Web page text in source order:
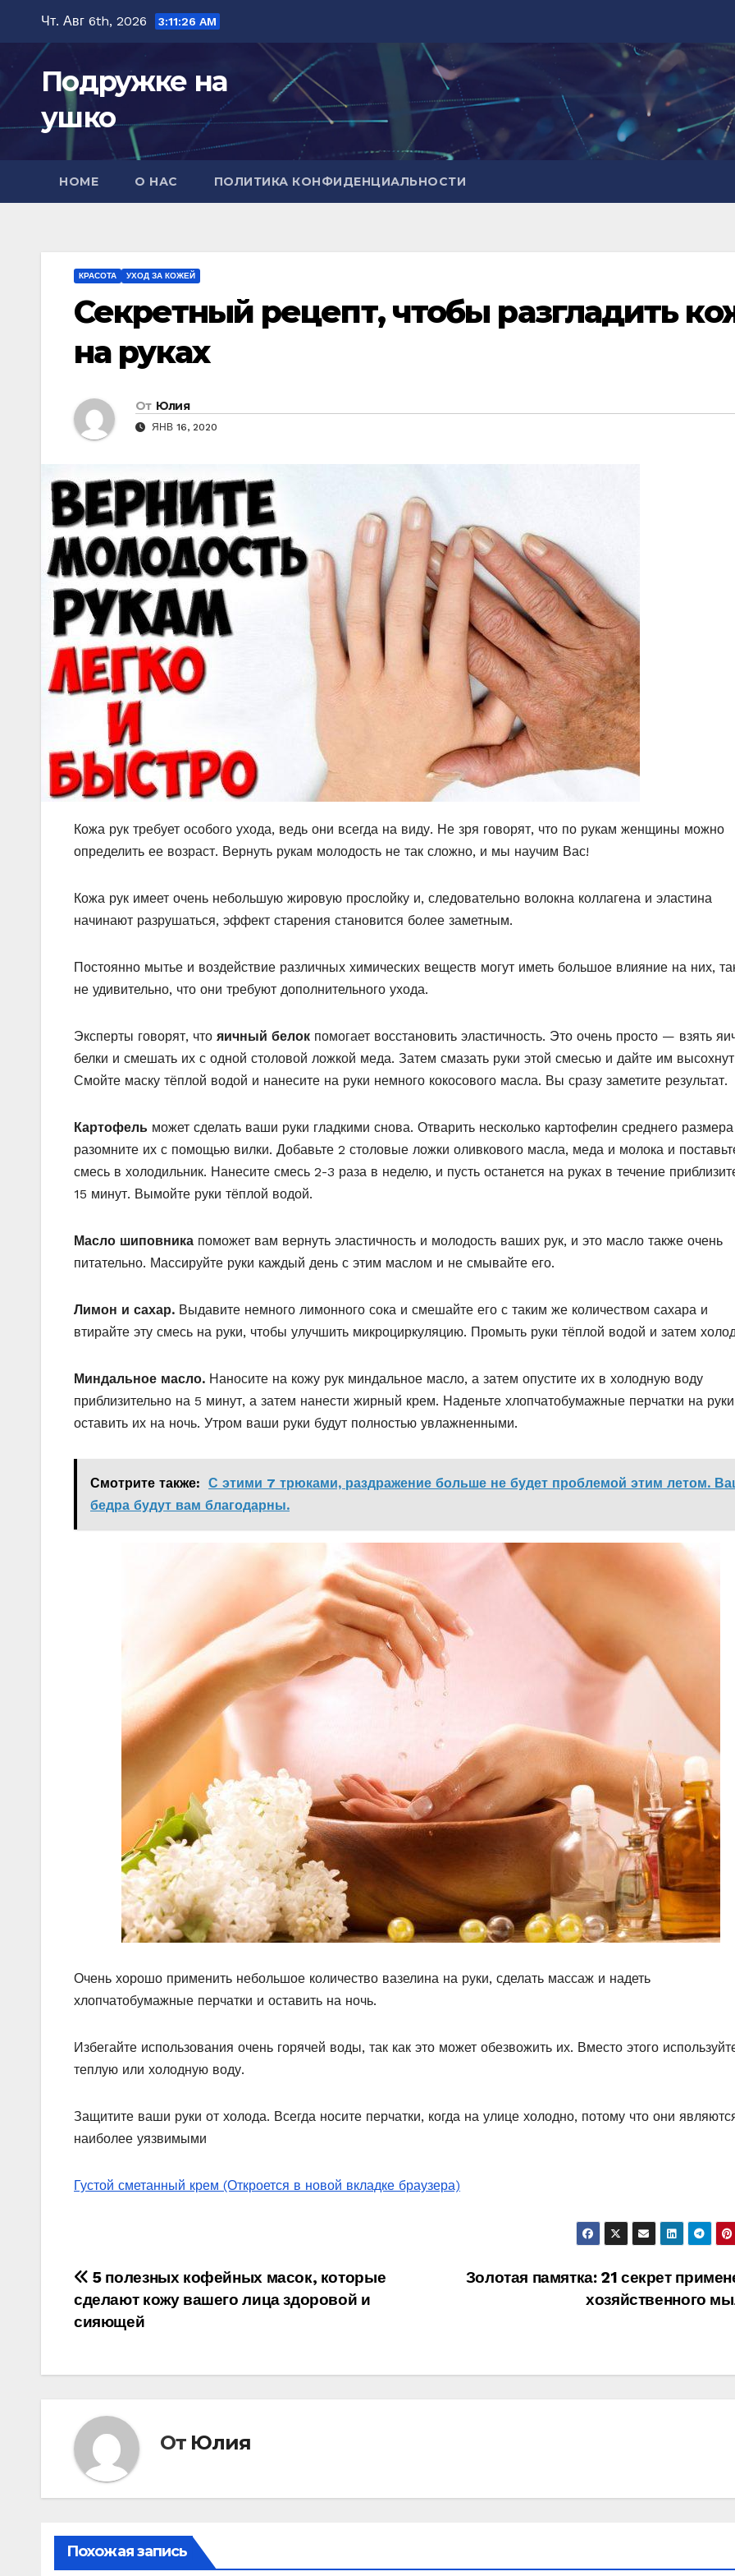
содержимому
Чт. Авг 6th, 2026 3:11:28 AM
Подружке на
ушко
HOME О НАС ПОЛИТИКА КОНФИДЕНЦИАЛЬНОСТИ
КРАСОТА УХОД ЗА КОЖЕЙ
Секретный рецепт, чтобы разгладить
на руках
От Юлия
ЯНВ 16, 2020
Кожа рук требует особого ухода, ведь они всегда на виду. Не зря говорят, что по рукам женщины можно
определить ее возраст. Вернуть рукам молодость не так сложно, и мы научим Вас!
Кожа рук имеет очень небольшую жировую прослойку и, следовательно волокна коллагена и эластина
начинают разрушаться, эффект старения становится более заметным.
Постоянно мытье и воздействие различных химических веществ могут иметь большое влияние на них,
не удивительно, что они требуют дополнительного ухода.
Эксперты говорят, что яичный белок помогает восстановить эластичность. Это очень просто — взять
белки и смешать их с одной столовой ложкой меда. Затем смазать руки этой смесью и дайте им
Смойте маску тёплой водой и нанесите на руки немного кокосового масла. Вы сразу заметите результат.
Картофель может сделать ваши руки гладкими снова. Отварить несколько картофелин среднего
разомните их с помощью вилки. Добавьте 2 столовые ложки оливкового масла, меда и молока и
смесь в холодильник. Нанесите смесь 2-3 раза в неделю, и пусть останется на руках в течение
15 минут. Вымойте руки тёплой водой.
Масло шиповника поможет вам вернуть эластичность и молодость ваших рук, и это масло также очень
питательно. Массируйте руки каждый день с этим маслом и не смывайте его.
Лимон и сахар. Выдавите немного лимонного сока и смешайте его с таким же количеством сахара и
втирайте эту смесь на руки, чтобы улучшить микроциркуляцию. Промыть руки тёплой водой и затем
Миндальное масло. Наносите на кожу рук миндальное масло, а затем опустите их в холодную воду
приблизительно на 5 минут, а затем нанести жирный крем. Наденьте хлопчатобумажные перчатки на
оставить их на ночь. Утром ваши руки будут полностью увлажненными.
Смотрите также: С этими 7 трюками, раздражение больше не будет проблемой этим летом.
бедра будут вам благодарны.
Очень хорошо применить небольшое количество вазелина на руки, сделать массаж и надеть
хлопчатобумажные перчатки и оставить на ночь.
Избегайте использования очень горячей воды, так как это может обезвожить их. Вместо этого
теплую или холодную воду.
Защитите ваши руки от холода. Всегда носите перчатки, когда на улице холодно, потому что они
наиболее уязвимыми
Густой сметанный крем (Откроется в новой вкладке браузера)
Навигация
по
Золотая памятка: 21 секрет
хозяйственного
5 полезных кофейных масок, которые
сделают кожу вашего лица здоровой и
сияющей
От Юлия
Похожая запись